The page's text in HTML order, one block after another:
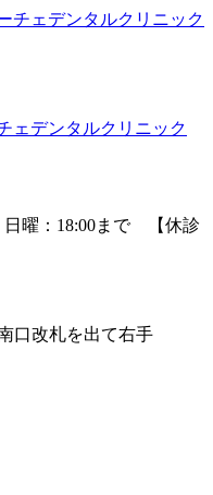
日曜：18:00まで 【休診
口改札を出て右手